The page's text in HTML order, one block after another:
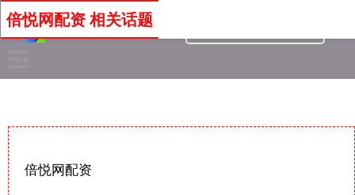
倍悦网配资
倍悦网配资 相关话题